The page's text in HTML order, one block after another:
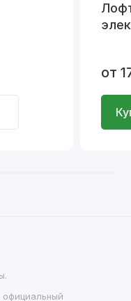
от